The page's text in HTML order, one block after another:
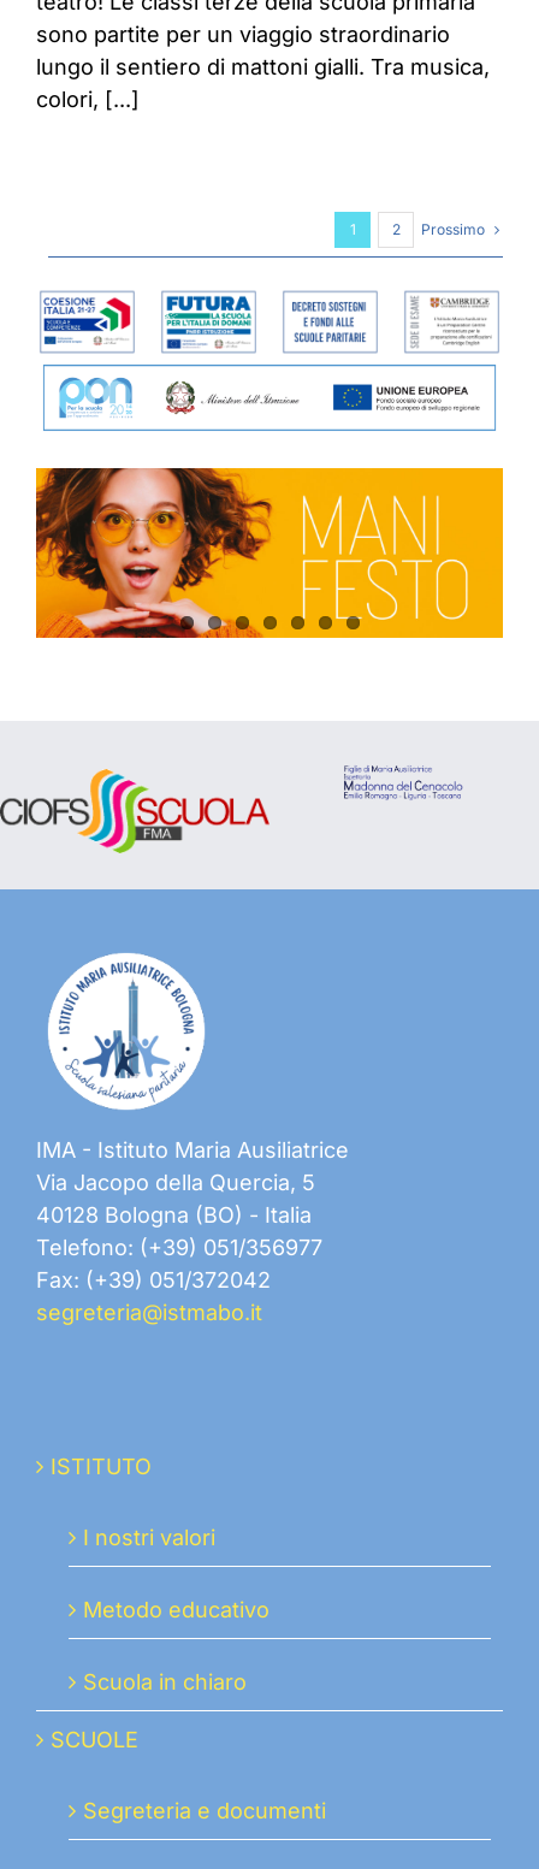
sono partite per un viaggio straordinario
lungo il sentiero di mattoni gialli. Tra musica,
colori, [...]
1 2 Prossimo
IMA - Istituto Maria Ausiliatrice
Via Jacopo della Quercia, 5
40128 Bologna (BO) - Italia
Telefono: (+39) 051/356977
Fax: (+39) 051/372042
segreteria@istmabo.it
ISTITUTO
I nostri valori
Metodo educativo
Scuola in chiaro
SCUOLE
Segreteria e documenti